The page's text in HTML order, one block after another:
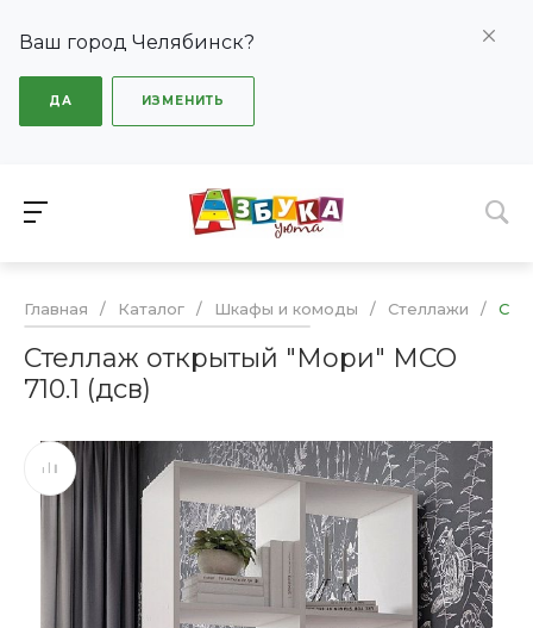
Ваш город Челябинск?
ДА ИЗМЕНИТЬ
Главная / Каталог / Шкафы и комоды / Стеллажи /
Стеллаж открытый "Мори" МСО
710.1 (дсв)